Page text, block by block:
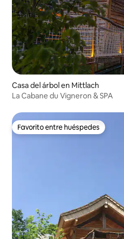
Casa del árbol en Mittlach
La Cabane du Vigneron & SPA
Favorito entre huéspedes
Favorito entre huéspedes